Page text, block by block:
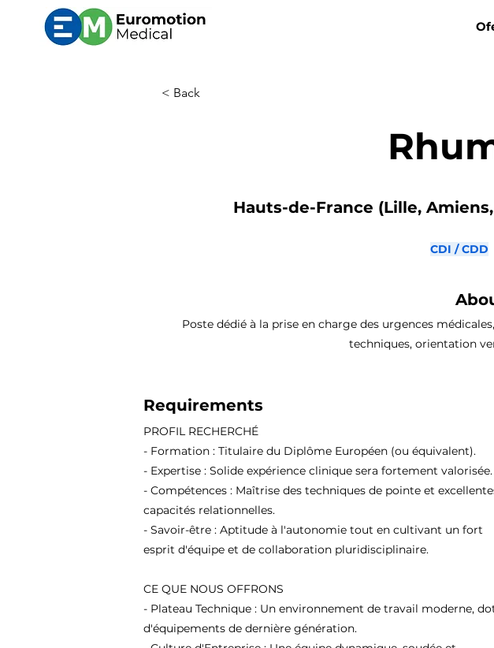
< Back
Hauts-de-France (Lille,
CDI / CDD
Poste dédié à la prise en charge des urgences
techniques, orientation
Requirements
PROFIL RECHERCHÉ
- Formation : Titulaire du Diplôme Européen (ou équivalent).
- Expertise : Solide expérience clinique sera fortement valorisée.
- Compétences : Maîtrise des techniques de pointe et
capacités relationnelles.
- Savoir-être : Aptitude à l'autonomie tout en cultivant un fort
esprit d'équipe et de collaboration pluridisciplinaire.
CE QUE NOUS OFFRONS
- Plateau Technique : Un environnement de travail moderne,
d'équipements de dernière génération.